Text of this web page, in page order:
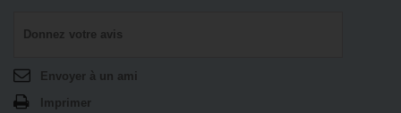
Donnez votre avis
Envoyer à un ami
Imprimer